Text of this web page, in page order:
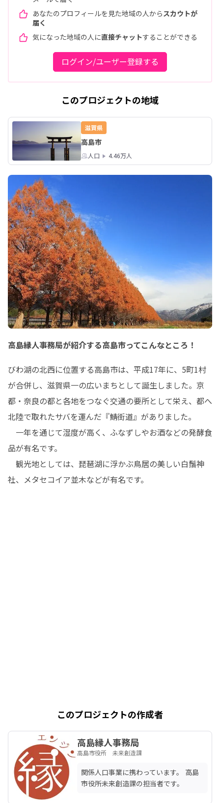
あなたのプロフィールを見た地域の人から スカウトが
届く
気になった地域の人に直接チャットすることができる
ログイン/ユーザー登録する
このプロジェクトの地域
滋賀県
高島市
人口 4.46万人
高島縁人事務局が紹介する高島市ってこんなところ！
びわ湖の北西に位置する高島市は、平成17年に、5町1村
が合併し、滋賀県一の広いまちとして誕生しました。京
都・奈良の都と各地をつなぐ交通の要所として栄え、都へ
北陸で取れたサバを運んだ『鯖街道』がありました。
一年を通じて湿度が高く、ふなずしやお酒などの発酵食
品が有名です。
観光地としては、琵琶湖に浮かぶ鳥居の美しい白鬚神
社、メタセコイア並木などが有名です。
このプロジェクトの作成者
高島縁人事務局
高島市役所 未来創造課
関係人口事業に携わっています。 高島
市役所未来創造課の担当者です。